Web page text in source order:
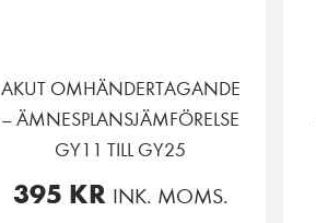
AKUT OMHÄNDERTAGANDE
– ÄMNESPLANSJÄMFÖRELSE
GY11 TILL GY25
395 KR INK. MOMS.